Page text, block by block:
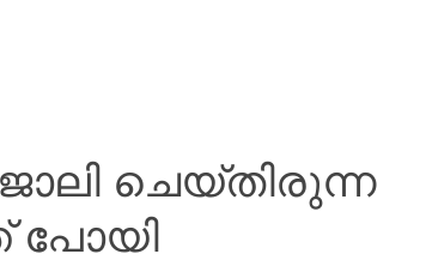
ചെയ്തിരുന്ന
പോയി